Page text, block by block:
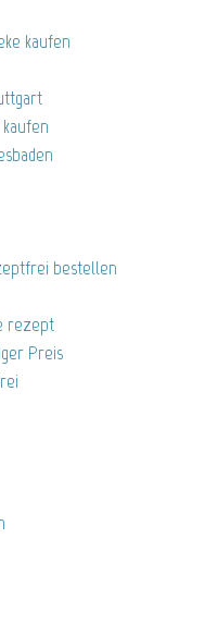
kaufen
bestellen
rezept
Preis